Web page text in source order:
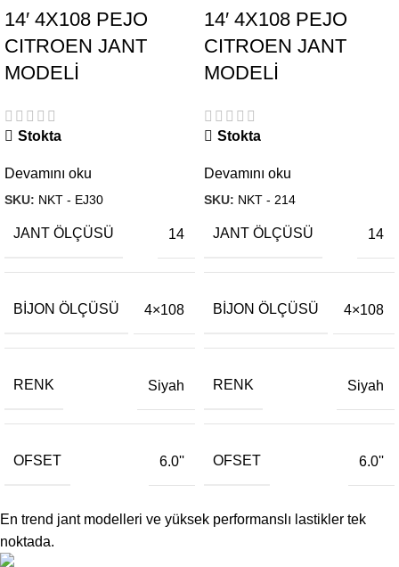
14′ 4X108 PEJO
CITROEN JANT
MODELİ
Stokta
Devamını oku
SKU: NKT - EJ30
JANT ÖLÇÜSÜ 14
BIJON ÖLÇÜSÜ 4×108
RENK Siyah
OFSET 6.0''
14′ 4X108 PEJO
CITROEN JANT
MODELİ
Stokta
Devamını oku
SKU: NKT - 214
JANT ÖLÇÜSÜ 14
BIJON ÖLÇÜSÜ 4×108
RENK Siyah
OFSET 6.0''
En trend jant modelleri ve yüksek performanslı lastikler tek
noktada.